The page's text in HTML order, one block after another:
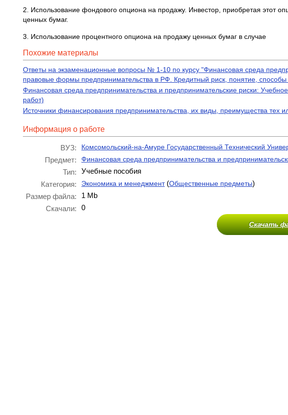
2. Использование фондового опциона на продажу. Инвестор, приобретая этот
ценных бумаг.
3. Использование процентного опциона на продажу ценных бумаг в случае
Похожие материалы
Ответы на экзаменационные вопросы № 1-10 по курсу "Финансовая среда
правовые формы предпринимательства в РФ. Кредитный риск, понятие, способы
Финансовая среда предпринимательства и предпринимательские риски:
работ)
Источники финансирования предпринимательства, их виды, преимущества тех
Информация о работе
ВУЗ: Комсомольский-на-Амуре Государственный Технический
Предмет: Финансовая среда предпринимательства и
Тип:
Учебные пособия
Категория:
Экономика и менеджмент(Общественные предметы)
Размер файла:
1 Mb
Скачали:
0
Скачать